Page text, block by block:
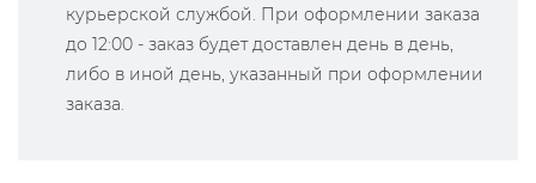
курьерской службой. При оформлении заказа
до 12:00 - заказ будет доставлен день в день,
либо в иной день, указанный при оформлении
заказа.